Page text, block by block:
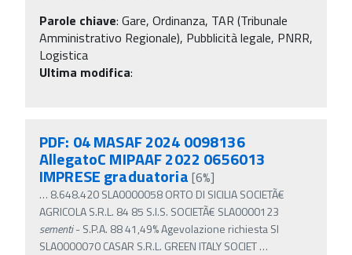
Parole chiave: Gare, Ordinanza, TAR (Tribunale
Amministrativo Regionale), Pubblicità legale, PNRR,
Logistica
Ultima modifica:
PDF: 04 MASAF 2024 0098136
AllegatoC MIPAAF 2022 0656013
IMPRESE graduatoria [6%]
… 8.648.420 SLA0000058 ORTO DI SICILIA SOCIETÃ€
AGRICOLA S.R.L. 84 85 S.I.S. SOCIETÃ€ SLA0000123
sementi- S.P.A. 88 41,49% Agevolazione richiesta SI
SLA0000070 CASAR S.R.L. GREEN ITALY SOCIET…